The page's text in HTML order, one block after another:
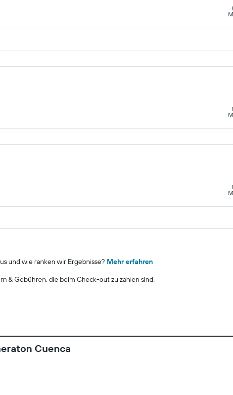
und wie ranken wir Ergebnisse? Mehr erfahren
& Gebühren, die beim Check-out zu zahlen sind.
Cuenca